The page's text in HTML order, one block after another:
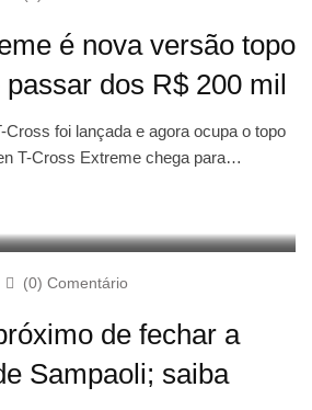
é nova versão topo
dos R$ 200 mil
foi lançada e agora ocupa o topo
T-Cross Extreme chega para…
(0) Comentário
de fechar a
Sampaoli; saiba